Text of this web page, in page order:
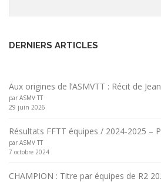
DERNIERS ARTICLES
Aux origines de l’ASMVTT : Récit de
par ASMV TT
29 juin 2026
Résultats FFTT équipes / 2024-2025 –
par ASMV TT
7 octobre 2024
CHAMPION : Titre par équipes de R2